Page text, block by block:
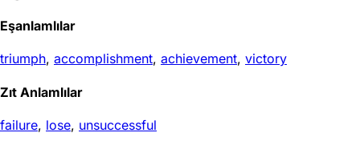
Eşanlamlılar
triumph, accomplishment, achievement, victory
Zıt Anlamlılar
failure, lose, unsuccessful